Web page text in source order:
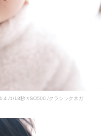
/1/18秒 /ISO500 /クラシックネガ